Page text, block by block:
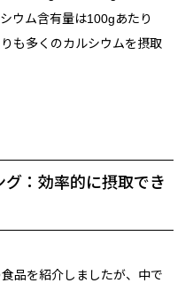
ウム含有量は100gあたり
も多くのカルシウムを摂取
：効率的に摂取でき
品を紹介しましたが、中で